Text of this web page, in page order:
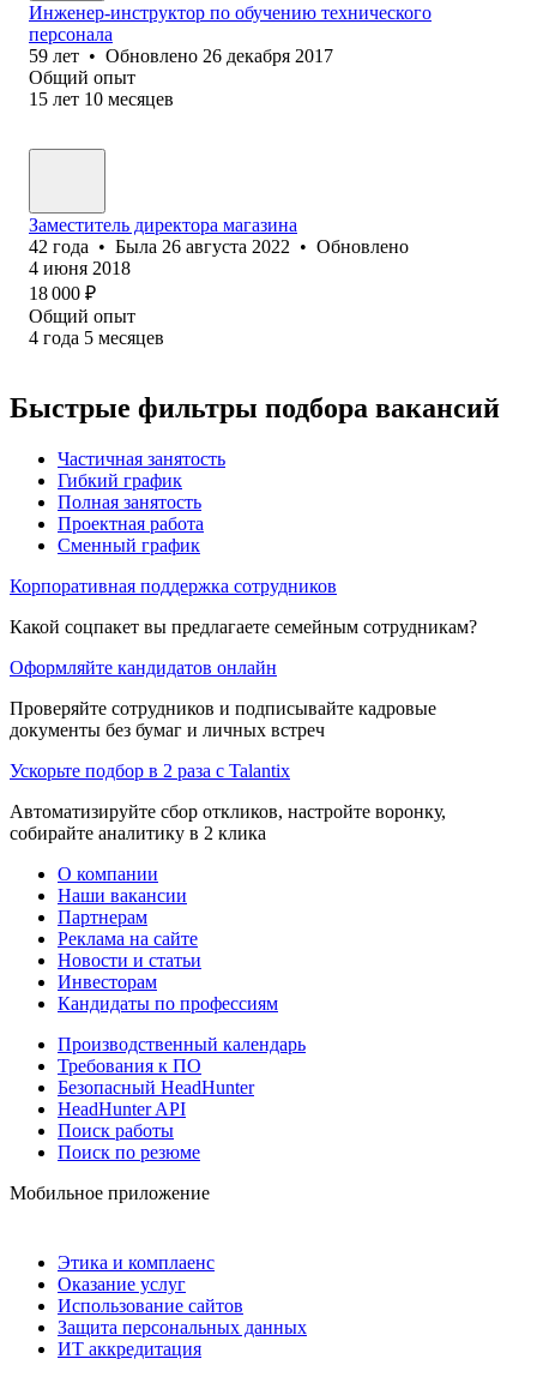
Инженер-инструктор по обучению технического
персонала
59 лет • Обновлено 26 декабря 2017
Общий опыт
15 лет 10 месяцев
Заместитель директора магазина
42 года • Была 26 августа 2022 • Обновлено
4 июня 2018
18 000 ₽
Общий опыт
4 года 5 месяцев
Быстрые фильтры подбора вакансий
Частичная занятость
Гибкий график
Полная занятость
Проектная работа
Сменный график
Корпоративная поддержка сотрудников
Какой соцпакет вы предлагаете семейным сотрудникам?
Оформляйте кандидатов онлайн
Проверяйте сотрудников и подписывайте кадровые
документы без бумаг и личных встреч
Ускорьте подбор в 2 раза с Talantix
Автоматизируйте сбор откликов, настройте воронку,
собирайте аналитику в 2 клика
О компании
Наши вакансии
Партнерам
Реклама на сайте
Новости и статьи
Инвесторам
Кандидаты по профессиям
Производственный календарь
Требования к ПО
Безопасный HeadHunter
HeadHunter API
Поиск работы
Поиск по резюме
Мобильное приложение
Этика и комплаенс
Оказание услуг
Использование сайтов
Защита персональных данных
ИТ аккредитация